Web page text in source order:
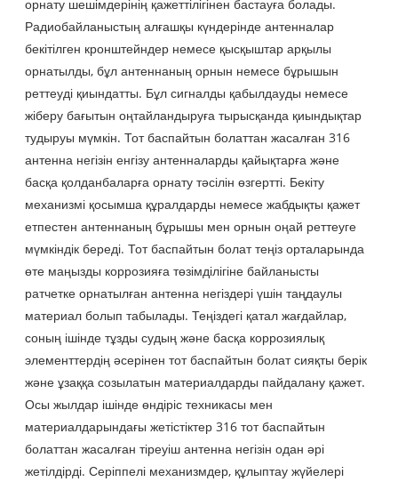
орнату шешімдерінің қажеттілігінен бастауға болады.
Радиобайланыстың алғашқы күндерінде антенналар
бекітілген кронштейндер немесе қысқыштар арқылы
орнатылды, бұл антеннаның орнын немесе бұрышын
реттеуді қиындатты. Бұл сигналды қабылдауды немесе
жіберу бағытын оңтайландыруға тырысқанда қиындықтар
тудыруы мүмкін. Тот баспайтын болаттан жасалған 316
антенна негізін енгізу антенналарды қайықтарға және
басқа қолданбаларға орнату тәсілін өзгертті. Бекіту
механизмі қосымша құралдарды немесе жабдықты қажет
етпестен антеннаның бұрышы мен орнын оңай реттеуге
мүмкіндік береді. Тот баспайтын болат теңіз орталарында
өте маңызды коррозияға төзімділігіне байланысты
ратчетке орнатылған антенна негіздері үшін таңдаулы
материал болып табылады. Теңіздегі қатал жағдайлар,
соның ішінде тұзды судың және басқа коррозиялық
элементтердің әсерінен тот баспайтын болат сияқты берік
және ұзаққа созылатын материалдарды пайдалану қажет.
Осы жылдар ішінде өндіріс техникасы мен
материалдарындағы жетістіктер 316 тот баспайтын
болаттан жасалған тіреуіш антенна негізін одан әрі
жетілдірді. Серіппелі механизмдер, құлыптау жүйелері